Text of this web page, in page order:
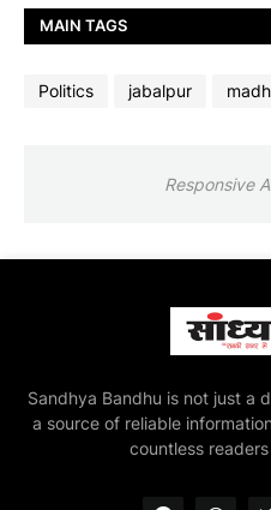
MAIN TAGS
Politics jabalpur
Responsive
Sandhya Bandhu is not just a
a source of reliable
countless